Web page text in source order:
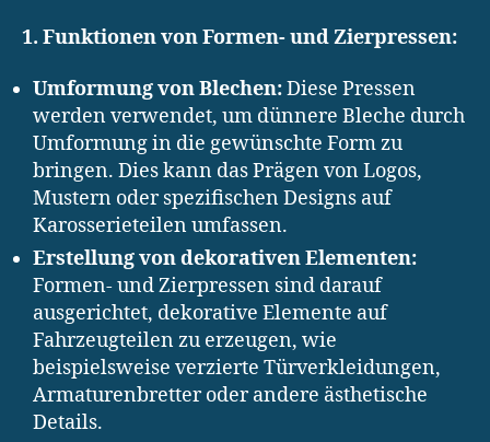
1. Funktionen von Formen- und Zierpressen:
Umformung von Blechen:Diese Pressen
werden verwendet, um dünnere Bleche durch
Umformung in die gewünschte Form zu
bringen. Dies kann das Prägen von Logos,
Mustern oder spezifischen Designs auf
Karosserieteilen umfassen.
Erstellung von dekorativen Elementen:
Formen- und Zierpressen sind darauf
ausgerichtet, dekorative Elemente auf
Fahrzeugteilen zu erzeugen, wie
beispielsweise verzierte Türverkleidungen,
Armaturenbretter oder andere ästhetische
Details.